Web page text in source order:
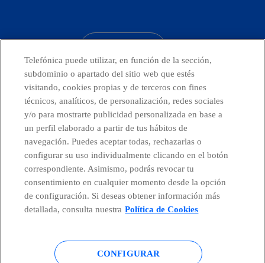
Telefónica en redes sociales
Canal de Denuncias
Centro Global Transparencia
Política de cookies Aviso legal
Telefónica puede utilizar, en función de la sección,
subdominio o apartado del sitio web que estés
visitando, cookies propias y de terceros con fines
técnicos, analíticos, de personalización, redes sociales
y/o para mostrarte publicidad personalizada en base a
un perfil elaborado a partir de tus hábitos de
navegación. Puedes aceptar todas, rechazarlas o
configurar su uso individualmente clicando en el botón
correspondiente. Asimismo, podrás revocar tu
consentimiento en cualquier momento desde la opción
de configuración. Si deseas obtener información más
detallada, consulta nuestra Política de Cookies
CONFIGURAR